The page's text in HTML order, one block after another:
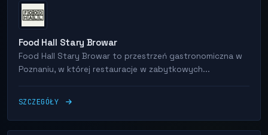
Food Hall Stary Browar
Food Hall Stary Browar to przestrzeń gastronomiczna w
Poznaniu, w której restauracje w zabytkowych...
SZCZEGÓŁY